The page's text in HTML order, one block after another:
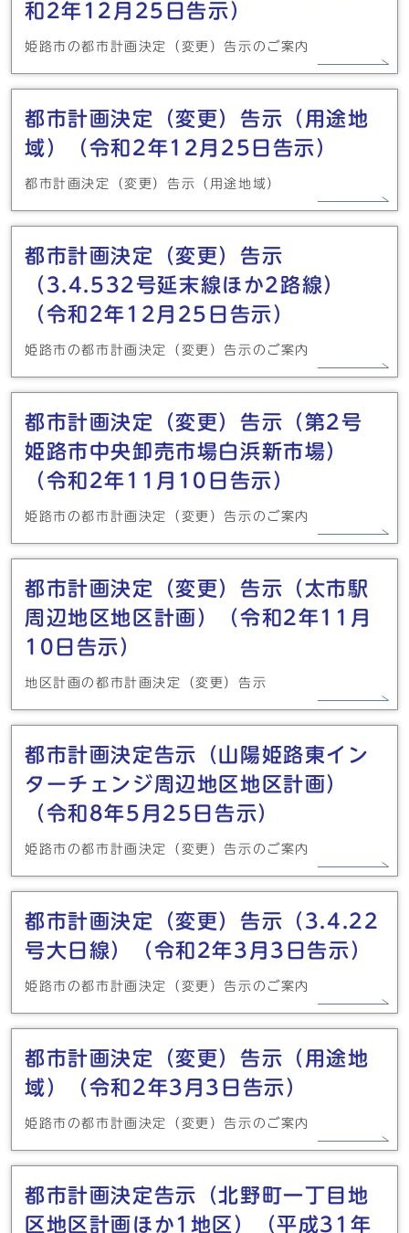
和2年12月25日告示）
姫路市の都市計画決定（変更）告示のご案内
都市計画決定（変更）告示（用途地
域）（令和2年12月25日告示）
都市計画決定（変更）告示（用途地域）
都市計画決定（変更）告示
（3.4.532号延末線ほか2路線）
（令和2年12月25日告示）
姫路市の都市計画決定（変更）告示のご案内
都市計画決定（変更）告示（第2号
姫路市中央卸売市場白浜新市場）
（令和2年11月10日告示）
姫路市の都市計画決定（変更）告示のご案内
都市計画決定（変更）告示（太市駅
周辺地区地区計画）（令和2年11月
10日告示）
地区計画の都市計画決定（変更）告示
都市計画決定告示（山陽姫路東イン
ターチェンジ周辺地区地区計画）
（令和8年5月25日告示）
姫路市の都市計画決定（変更）告示のご案内
都市計画決定（変更）告示（3.4.22
号大日線）（令和2年3月3日告示）
姫路市の都市計画決定（変更）告示のご案内
都市計画決定（変更）告示（用途地
域）（令和2年3月3日告示）
姫路市の都市計画決定（変更）告示のご案内
都市計画決定告示（北野町一丁目地
区地区計画ほか1地区）（平成31年